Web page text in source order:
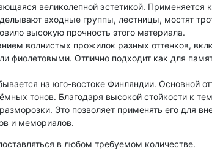
великолепной эстетикой. Применяется
входные группы, лестницы, мостят
высокую прочность этого материала.
волнистых прожилок разных оттенков,
фиолетовыми. Отлично подходит как для
на юго-востоке Финляндии. Основной
тонов. Благодаря высокой стойкости к
Это позволяет применять его для
и мемориалов.
в любом требуемом количестве.